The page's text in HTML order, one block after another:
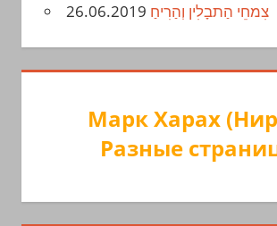
צִמחֵי הַתבָלִין וְהַרִיחַ 26.06.2019
Марк Харах
Разные